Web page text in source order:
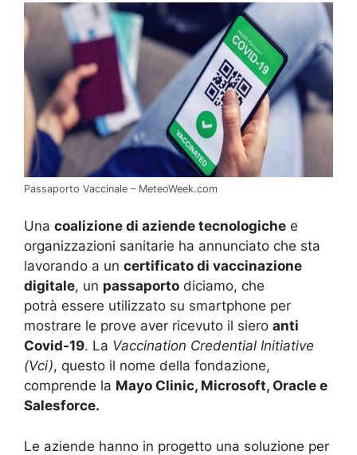
Passaporto Vaccinale – MeteoWeek.com
Una coalizione di aziende tecnologiche e
organizzazioni sanitarie ha annunciato che sta
lavorando a un certificato di vaccinazione
digitale, un passaporto diciamo, che
potrà essere utilizzato su smartphone per
mostrare le prove aver ricevuto il siero anti
Covid-19. La Vaccination Credential Initiative
(Vci), questo il nome della fondazione,
comprende la Mayo Clinic, Microsoft, Oracle e
Salesforce.
Le aziende hanno in progetto una soluzione per